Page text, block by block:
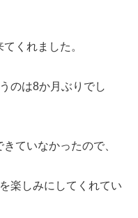
くれました。
のは8か月ぶりでし
ていなかったので、
楽しみにしてくれてい